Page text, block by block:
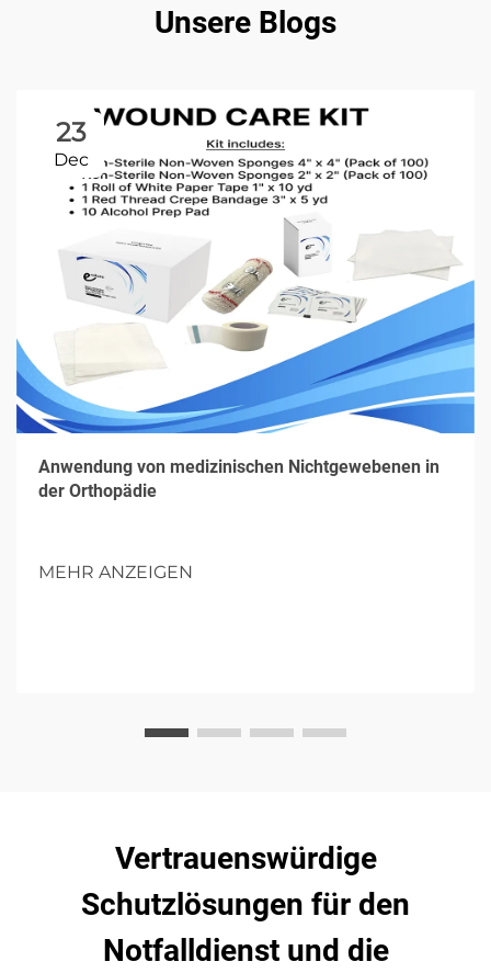
Unsere Blogs
23
Dec
Anwendung von medizinischen Nichtgewebenen in
der Orthopädie
MEHR ANZEIGEN
Vertrauenswürdige
Schutzlösungen für den
Notfalldienst und die